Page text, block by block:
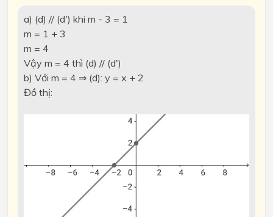
a) (d) // (d') khi m - 3 = 1
m = 1 + 3
m = 4
Vậy m = 4 thì (d) // (d')
b) Với m = 4 ⇒ (d): y = x + 2
Đồ thị: